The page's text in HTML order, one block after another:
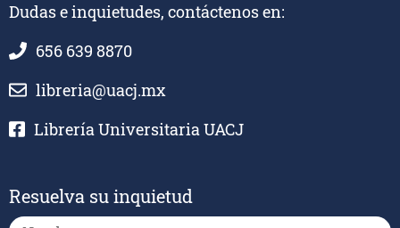
Dudas e inquietudes, contáctenos en:
656 639 8870
libreria@uacj.mx
Librería Universitaria UACJ
Resuelva su inquietud